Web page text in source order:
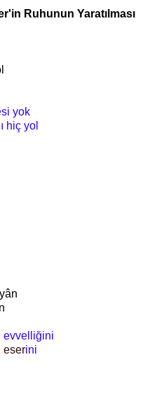
Ruhunun Yaratılması
yok
hiç yol
evvelliğini
eserini